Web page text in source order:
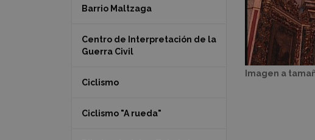
Imagen a
Barrio Maltzaga
Centro de Interpretación de la
Guerra Civil
Ciclismo
Ciclismo "A rueda"